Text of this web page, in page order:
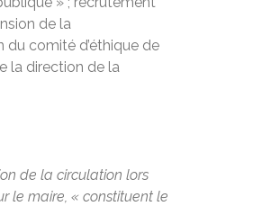
de la
comité d’éthique de
la direction de la
de la circulation lors
le maire, « constituent le